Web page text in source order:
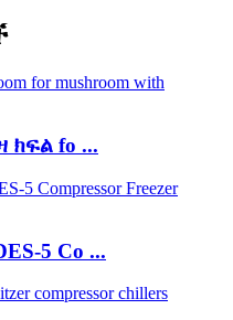
ክፍል fo ...
5 Co ...